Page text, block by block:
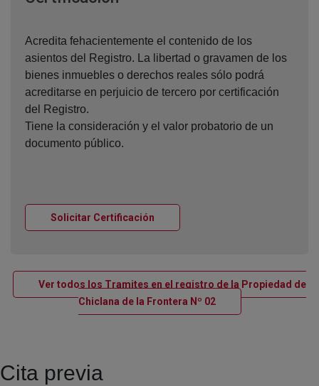
Acredita fehacientemente el contenido de los
asientos del Registro. La libertad o gravamen de los
bienes inmuebles o derechos reales sólo podrá
acreditarse en perjuicio de tercero por certificación
del Registro.
Tiene la consideración y el valor probatorio de un
documento público.
Solicitar Certificación
Ver todos los Tramites en el registro de la Propiedad de
Chiclana de la Frontera Nº 02Ventana nueva
Cita previa